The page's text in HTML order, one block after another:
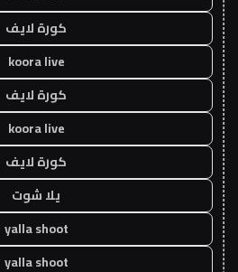
كورة لايف
koora live
كورة لايف
koora live
كورة لايف
يلا شوت
yalla shoot
yalla shoot